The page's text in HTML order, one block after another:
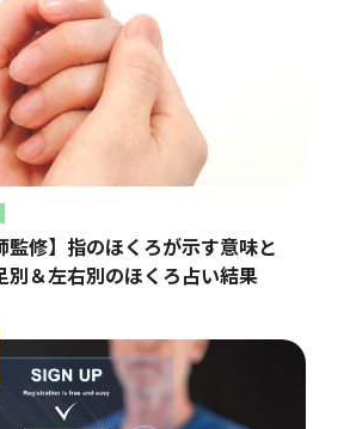
監修】指のほくろが示す意味と
別＆左右別のほくろ占い結果